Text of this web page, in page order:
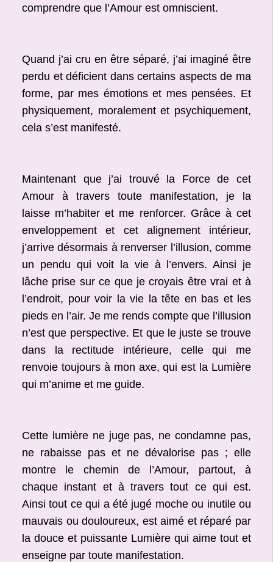
comprendre que l’Amour est omniscient.
Quand j’ai cru en être séparé, j’ai imaginé être
perdu et déficient dans certains aspects de ma
forme, par mes émotions et mes pensées. Et
physiquement, moralement et psychiquement,
cela s’est manifesté.
Maintenant que j’ai trouvé la Force de cet
Amour à travers toute manifestation, je la
laisse m’habiter et me renforcer. Grâce à cet
enveloppement et cet alignement intérieur,
j’arrive désormais à renverser l’illusion, comme
un pendu qui voit la vie à l’envers. Ainsi je
lâche prise sur ce que je croyais être vrai et à
l’endroit, pour voir la vie la tête en bas et les
pieds en l’air. Je me rends compte que l’illusion
n’est que perspective. Et que le juste se trouve
dans la rectitude intérieure, celle qui me
renvoie toujours à mon axe, qui est la Lumière
qui m’anime et me guide.
Cette lumière ne juge pas, ne condamne pas,
ne rabaisse pas et ne dévalorise pas ; elle
montre le chemin de l’Amour, partout, à
chaque instant et à travers tout ce qui est.
Ainsi tout ce qui a été jugé moche ou inutile ou
mauvais ou douloureux, est aimé et réparé par
la douce et puissante Lumière qui aime tout et
enseigne par toute manifestation.